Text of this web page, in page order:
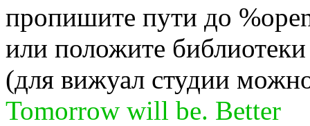
пропишите пути до
или положите
(для вижуал студии
Tomorrow will be. Better